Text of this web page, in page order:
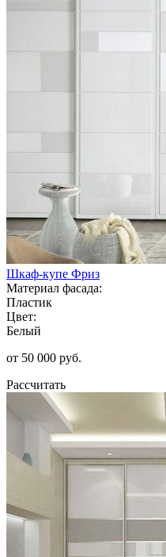
Шкаф-купе Фриз
Материал фасада:
Пластик
Цвет:
Белый
от 50 000 руб.
Рассчитать